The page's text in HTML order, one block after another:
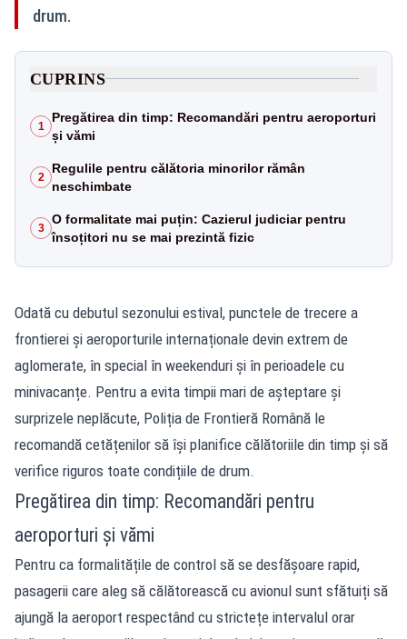
drum.
CUPRINS
1
Pregătirea din timp: Recomandări pentru aeroporturi
și vămi
2
Regulile pentru călătoria minorilor rămân
neschimbate
3
O formalitate mai puțin: Cazierul judiciar pentru
însoțitori nu se mai prezintă fizic
Odată cu debutul sezonului estival, punctele de trecere a
frontierei și aeroporturile internaționale devin extrem de
aglomerate, în special în weekenduri și în perioadele cu
minivacanțe. Pentru a evita timpii mari de așteptare și
surprizele neplăcute, Poliția de Frontieră Română le
recomandă cetățenilor să își planifice călătoriile din timp și să
verifice riguros toate condițiile de drum.
Pregătirea din timp: Recomandări pentru
aeroporturi și vămi
Pentru ca formalitățile de control să se desfășoare rapid,
pasagerii care aleg să călătorească cu avionul sunt sfătuiți să
ajungă la aeroport respectând cu strictețe intervalul orar